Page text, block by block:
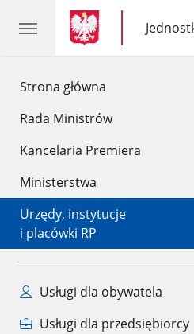
Strona główna
Rada Ministrów
Kancelaria Premiera
Ministerstwa
Urzędy, instytucje
i placówki RP
Usługi dla obywatela
Usługi dla przedsiębiorcy
gov.pl
gov.pl
gov.pl
Jednostki
Państwowej